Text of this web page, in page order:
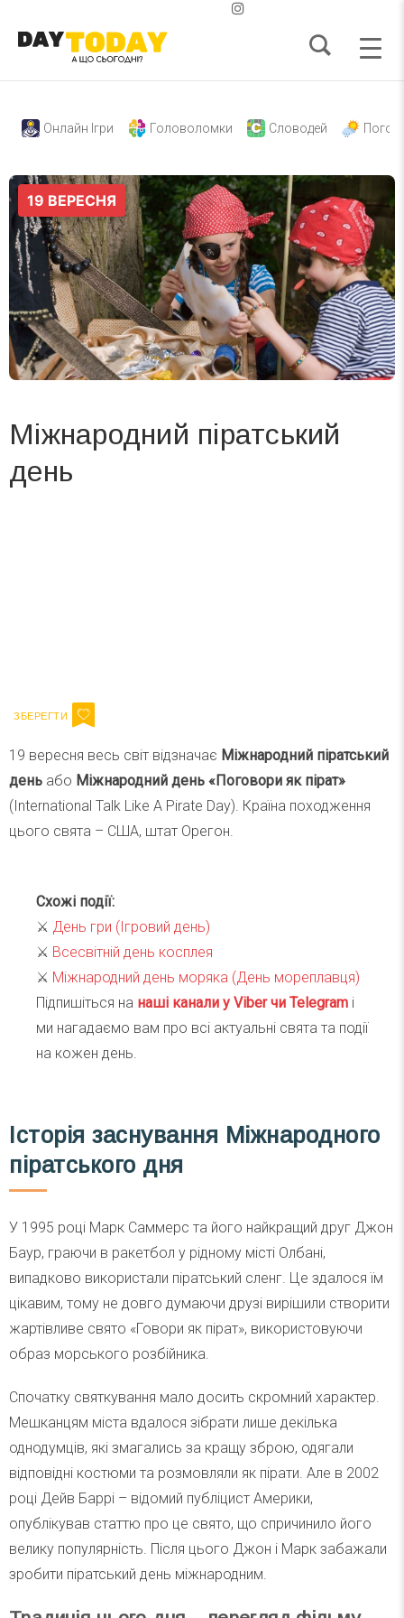
Онлайн Ігри Головоломки Словодей
Міжнародний піратський
день
19 вересня весь світ відзначає Міжнародний піратський
день або Міжнародний день «Поговори як пірат»
(International Talk Like A Pirate Day). Країна походження
цього свята – США, штат Орегон.
Схожі події:
⚔️ День гри (Ігровий день)
⚔️ Всесвітній день косплея
⚔️ Міжнародний день моряка (День мореплавця)
Підпишіться на наші канали у Viber чи Telegram і
ми нагадаємо вам про всі актуальні свята та події
на кожен день.
Історія заснування Міжнародного
піратського дня
У 1995 році Марк Саммерс та його найкращий друг Джон
Баур, граючи в ракетбол у рідному місті Олбані,
випадково використали піратський сленг. Це здалося їм
цікавим, тому не довго думаючи друзі вирішили створити
жартівливе свято «Говори як пірат», використовуючи
образ морського розбійника.
Спочатку святкування мало досить скромний характер.
Мешканцям міста вдалося зібрати лише декілька
однодумців, які змагались за кращу зброю, одягали
відповідні костюми та розмовляли як пірати. Але в 2002
році Дейв Баррі – відомий публіцист Америки,
опублікував статтю про це свято, що спричинило його
велику популярність. Після цього Джон і Марк забажали
зробити піратський день міжнародним.